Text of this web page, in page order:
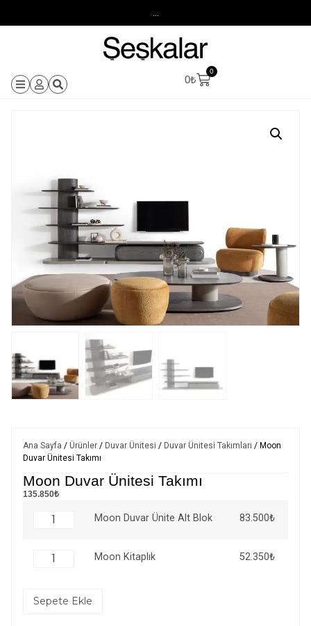
0₺
0
Ana Sayfa / Ürünler / Duvar Ünitesi / Duvar Ünitesi Takımları / Moon
Duvar Ünitesi Takımı
Moon Duvar Ünitesi Takımı
135.850₺
Moon Duvar Ünite Alt Blok 83.500₺
Moon Kitaplık 52.350₺
Sepete Ekle